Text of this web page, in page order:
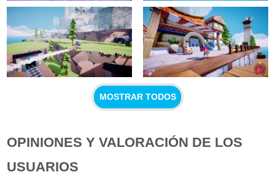
MOSTRAR TODOS
OPINIONES Y VALORACIÓN DE LOS
USUARIOS